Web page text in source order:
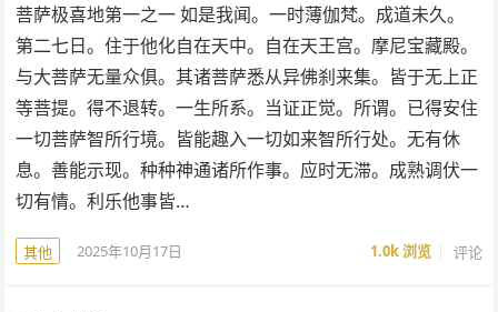
菩萨极喜地第一之一 如是我闻。一时薄伽梵。成道未久。
第二七日。住于他化自在天中。自在天王宫。摩尼宝藏殿。
与大菩萨无量众俱。其诸菩萨悉从异佛刹来集。皆于无上正
等菩提。得不退转。一生所系。当证正觉。所谓。已得安住
一切菩萨智所行境。皆能趣入一切如来智所行处。无有休
息。善能示现。种种神通诸所作事。应时无滞。成熟调伏一
切有情。利乐他事皆…
其他 2025年10月17日 1.0k浏览 评论